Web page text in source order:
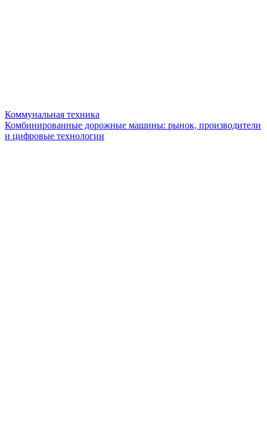
Коммунальная техника
Комбинированные дорожные машины: рынок, производители
и цифровые технологии